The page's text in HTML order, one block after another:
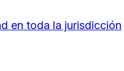
en toda la jurisdicción